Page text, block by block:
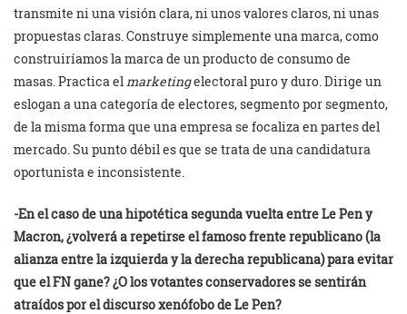
transmite ni una visión clara, ni unos valores claros, ni unas
propuestas claras. Construye simplemente una marca, como
construiríamos la marca de un producto de consumo de
masas. Practica el marketingelectoral puro y duro. Dirige un
eslogan a una categoría de electores, segmento por segmento,
de la misma forma que una empresa se focaliza en partes del
mercado. Su punto débil es que se trata de una candidatura
oportunista e inconsistente.
-En el caso de una hipotética segunda vuelta entre Le Pen y
Macron, ¿volverá a repetirse el famoso frente republicano (la
alianza entre la izquierda y la derecha republicana) para evitar
que el FN gane? ¿O los votantes conservadores se sentirán
atraídos por el discurso xenófobo de Le Pen?